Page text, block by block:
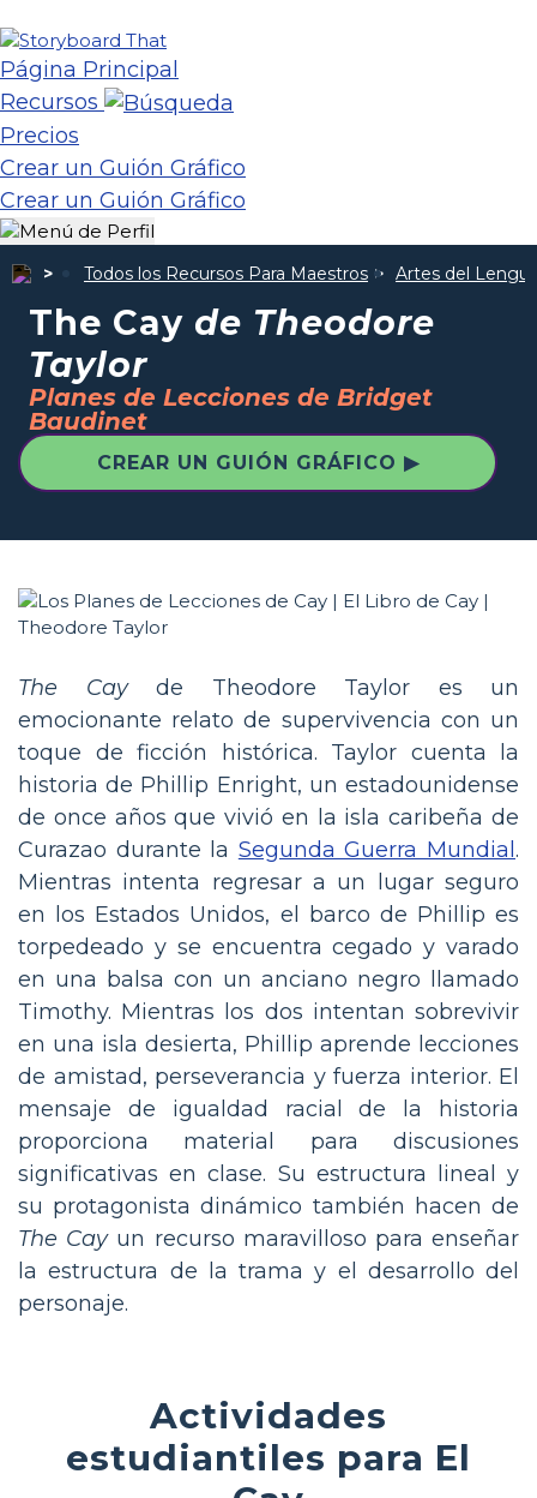
Página Principal
Recursos
Precios
Crear un Guión Gráfico
Crear un Guión Gráfico
Todos los Recursos Para Maestros Artes del
The Cay de Theodore
Taylor
Planes de Lecciones de Bridget
Baudinet
CREAR UN GUIÓN GRÁFICO ▶
The Cayde Theodore Taylor es un
emocionante relato de supervivencia con un
toque de ficción histórica. Taylor cuenta la
historia de Phillip Enright, un estadounidense
de once años que vivió en la isla caribeña de
Curazao durante la Segunda Guerra Mundial.
Mientras intenta regresar a un lugar seguro
en los Estados Unidos, el barco de Phillip es
torpedeado y se encuentra cegado y varado
en una balsa con un anciano negro llamado
Timothy. Mientras los dos intentan sobrevivir
en una isla desierta, Phillip aprende lecciones
de amistad, perseverancia y fuerza interior. El
mensaje de igualdad racial de la historia
proporciona material para discusiones
significativas en clase. Su estructura lineal y
su protagonista dinámico también hacen de
The Cayun recurso maravilloso para enseñar
la estructura de la trama y el desarrollo del
personaje.
Actividades
estudiantiles para El